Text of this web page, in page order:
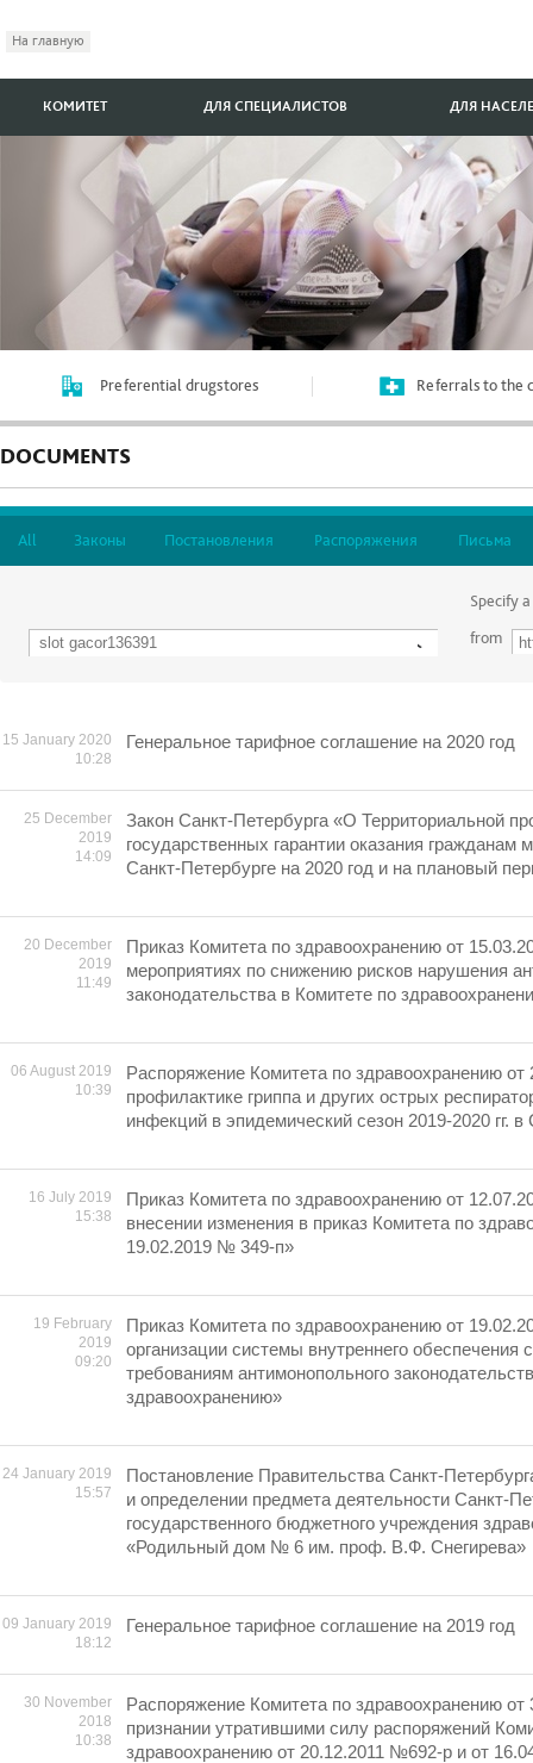
На главную
КОМИТЕТ ДЛЯ СПЕЦИАЛИСТОВ ДЛЯ
Preferential drugstores Referrals to the
DOCUMENTS
All Законы Постановления Распоряжения Письма
Specify
from
15 January 2020
10:28
Генеральное тарифное соглашение на 2020 год
25 December
2019
14:09
Закон Санкт-Петербурга «О Территориальной
государственных гарантии оказания
Санкт-Петербурге на 2020 год и на плановый
20 December
2019
11:49
Приказ Комитета по здравоохранению от
мероприятиях по снижению рисков нарушения
законодательства в Комитете по
06 August 2019
10:39
Распоряжение Комитета по здравоохранению
профилактике гриппа и других острых
инфекций в эпидемический сезон 2019-2020 гг. в
16 July 2019
15:38
Приказ Комитета по здравоохранению от
внесении изменения в приказ Комитета по
19.02.2019 № 349-п»
19 February
2019
09:20
Приказ Комитета по здравоохранению от
организации системы внутреннего обеспечения
требованиям антимонопольного
здравоохранению»
24 January 2019
15:57
Постановление Правительства Санкт-
и определении предмета деятельности Санкт-
государственного бюджетного учреждения
«Родильный дом № 6 им. проф. В.Ф. Снегирева»
09 January 2019
18:12
Генеральное тарифное соглашение на 2019 год
30 November
2018
10:38
Распоряжение Комитета по здравоохранению от
признании утратившими силу распоряжений
здравоохранению от 20.12.2011 №692-р и от